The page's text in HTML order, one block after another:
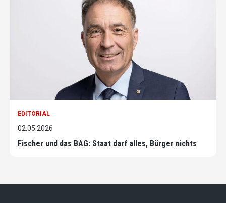
EDITORIAL
02.05.2026
Fischer und das BAG: Staat darf alles, Bürger nichts